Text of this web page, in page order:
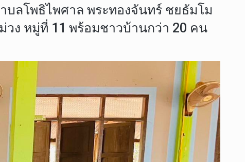
ลโพธิไพศาล พระทองจันทร์ ชยธัมโม
ง หมู่ที่ 11 พร้อมชาวบ้านกว่า 20 คน